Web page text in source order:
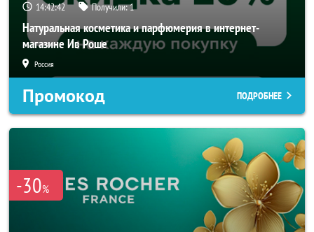
14:42:42 Получили:1
Натуральная косметика и парфюмерия в интернет-
магазине Ив Роше
Россия
Промокод ПОДРОБНЕЕ
-30%